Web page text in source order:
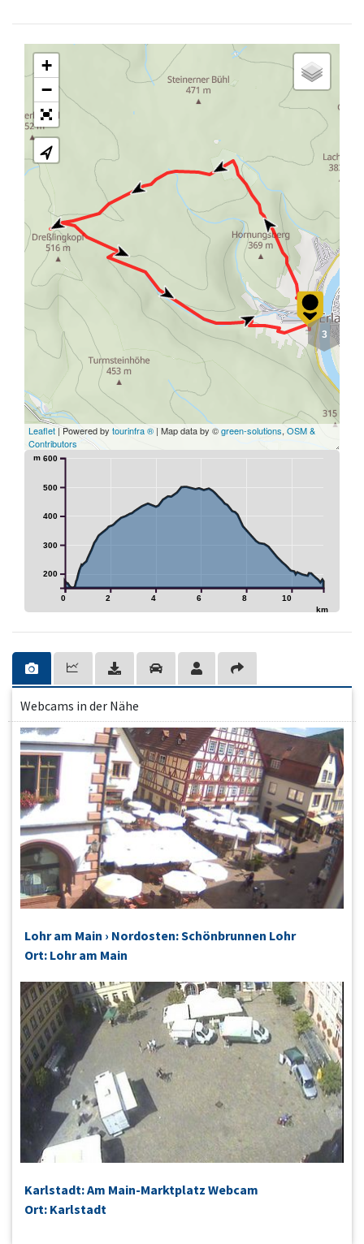
3
+
−
Leaflet| Powered by tourinfra ® | Map data by ©green-solutions, OSM &
Contributors
0 2 4 6 8 10
km
200
300
400
500
600
m
Webcams in der Nähe
Lohr am Main › Nordosten: Schönbrunnen Lohr
Ort: Lohr am Main
Karlstadt: Am Main-Marktplatz Webcam
Ort: Karlstadt